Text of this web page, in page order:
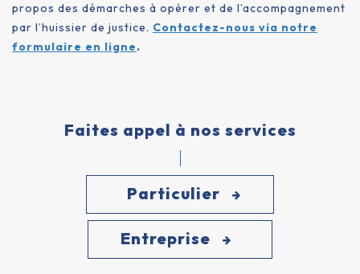
propos des démarches à opérer et de l’accompagnement
par l’huissier de justice. Contactez-nous via notre
formulaire en ligne.
Faites appel à nos services
Particulier
Entreprise